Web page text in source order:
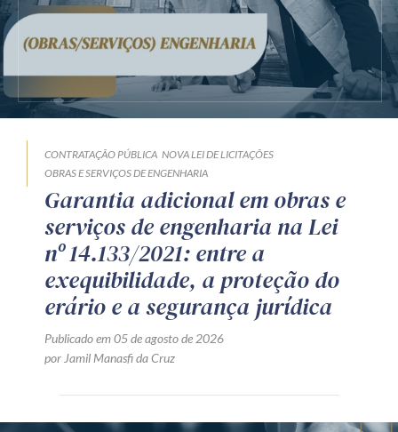
CONTRATAÇÃO PÚBLICA NOVA LEI DE LICITAÇÕES
OBRAS E SERVIÇOS DE ENGENHARIA
Garantia adicional em obras e
serviços de engenharia na Lei
nº 14.133/2021: entre a
exequibilidade, a proteção do
erário e a segurança jurídica
Publicado em 05 de agosto de 2026
por Jamil Manasfi da Cruz